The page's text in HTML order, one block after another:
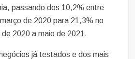
passando dos 10,2% entre
de 2020 para 21,3% no
2020 a maio de 2021.
já testados e dos mais